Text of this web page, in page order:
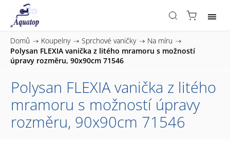
Domů / Koupelny / Sprchové vaničky / Na míru /
Polysan FLEXIA vanička z litého mramoru s možností
úpravy rozměru, 90x90cm 71546
Polysan FLEXIA vanička z litého
mramoru s možností úpravy
rozměru, 90x90cm 71546